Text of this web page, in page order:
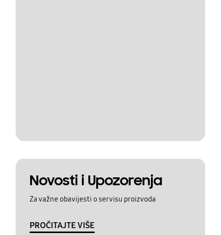
Novosti i Upozorenja
Za važne obavijesti o servisu proizvoda
PROČITAJTE VIŠE